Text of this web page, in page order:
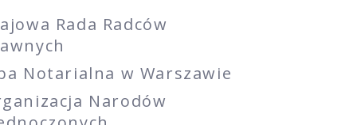
Rada Radców
Notarialna w Warszawie
Narodów